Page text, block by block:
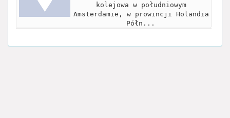
kolejowa w południowym
Amsterdamie, w prowincji Holandia
Półn...